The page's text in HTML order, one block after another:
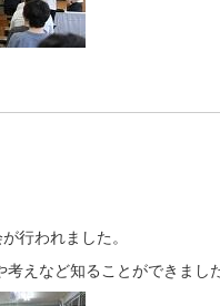
行われました。
えなど知ることができまし